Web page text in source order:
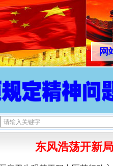
网
东风浩荡开新局